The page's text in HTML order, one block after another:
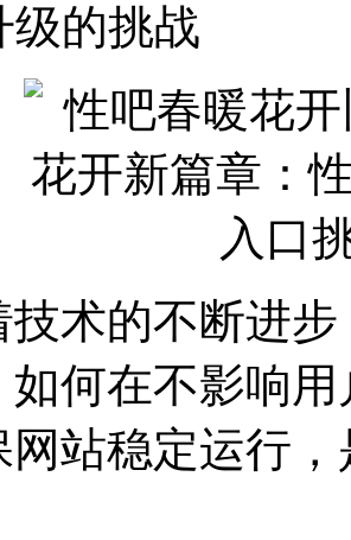
级的挑战
的不断进步
如何在不影响
网站稳定运行